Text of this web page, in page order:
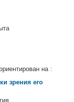
на :
зрения его